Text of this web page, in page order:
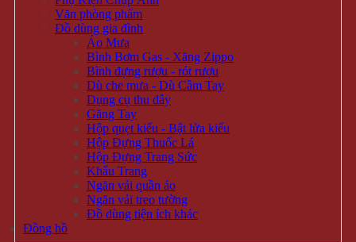
Văn phòng phẩm
Đồ dùng gia đình
Áo Mưa
Bình Bơm Gas - Xăng Zippo
Bình đựng rượu - rót rượu
Dù che mưa - Dù Cầm Tay
Dụng cụ thu dây
Găng Tay
Hộp quẹt kiểu - Bật lửa kiểu
Hộp Đựng Thuốc Lá
Hộp Đựng Trang Sức
Khẩu Trang
Ngăn vải quần áo
Ngăn vải treo tường
Đồ dùng tiện ích khác
Đồng hồ